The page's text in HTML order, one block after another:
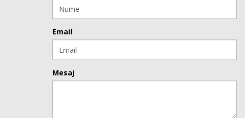
Email
Mesaj